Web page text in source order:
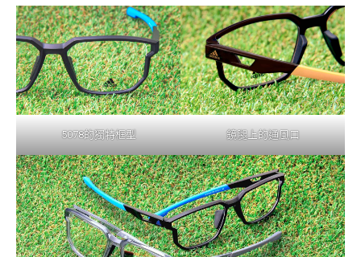
5078的獨特框型 鏡腿上的通風口